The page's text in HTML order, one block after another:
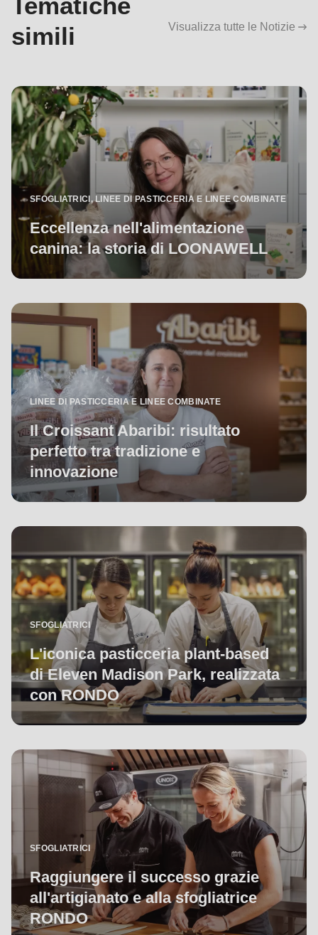
simili
Visualizza tutte le Notizie
SFOGLIATRICI, LINEE DI PASTICCERIA E LINEE COMBINATE
Eccellenza nell'alimentazione
canina: la storia di LOONAWELL
LINEE DI PASTICCERIA E LINEE COMBINATE
Il Croissant Abaribi: risultato
perfetto tra tradizione e
innovazione
SFOGLIATRICI
L'iconica pasticceria plant-based
di Eleven Madison Park, realizzata
con RONDO
SFOGLIATRICI
Raggiungere il successo grazie
all'artigianato e alla sfogliatrice
RONDO